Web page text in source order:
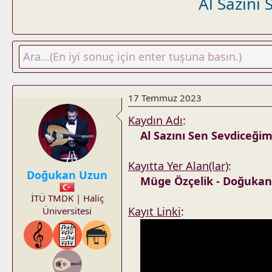
Doğukan Uzun
İTÜ TMDK | Haliç
Üniversitesi
17 Temmuz 2023
Kaydın Adı:
Al Sazını Sen Sevdiceğim
Kayıtta Yer Alan(lar):
Müge Özçelik -
Kayıt Linki: